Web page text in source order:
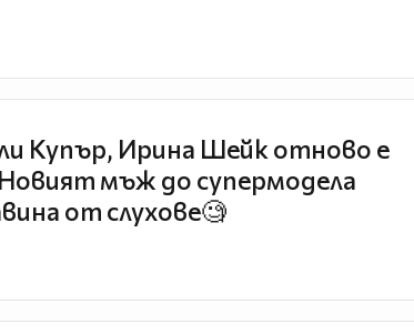
Купър, Ирина Шейк отново е
мъж до супермодела
от слухове🧐